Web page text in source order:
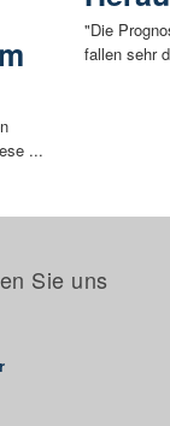
...
"Die
fallen sehr
Sie uns